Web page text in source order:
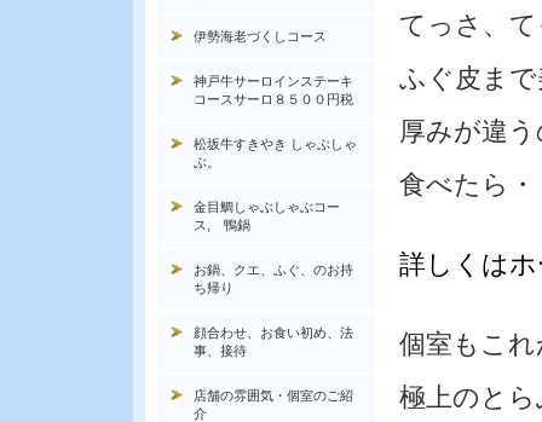
てっさ、
ふぐ皮ま
厚みが違
食べたら
詳しくは
個室もこ
極上のと
伊勢海老づくしコース
神戸牛サーロインステーキ
コースサーロ８５００円税
松坂牛すきやき しゃぶしゃ
ぶ。
金目鯛しゃぶしゃぶコー
ス, 鴨鍋
お鍋、クエ、ふぐ、のお持
ち帰り
顔合わせ、お食い初め、法
事、接待
店舗の雰囲気・個室のご紹
介